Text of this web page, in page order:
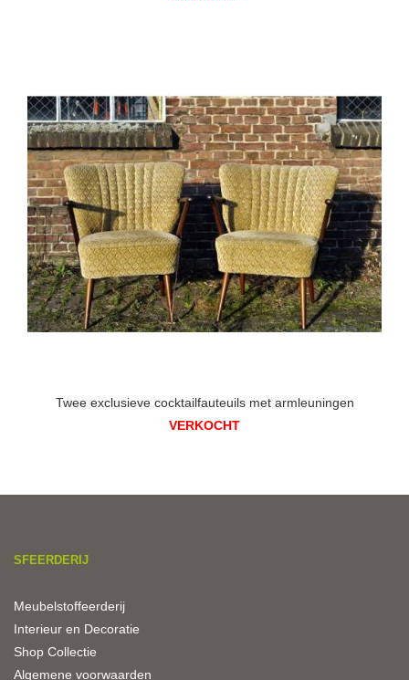
Twee exclusieve cocktailfauteuils met armleuningen
VERKOCHT
SFEERDERIJ
Meubelstoffeerderij
Interieur en Decoratie
Shop Collectie
Algemene voorwaarden